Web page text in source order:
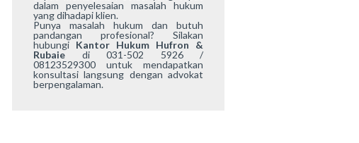
dalam penyelesaian masalah hukum
yang dihadapi klien.
Punya masalah hukum dan butuh
pandangan profesional? Silakan
hubungi Kantor Hukum Hufron &
Rubaie di 031-502 5926 /
08123529300 untuk mendapatkan
konsultasi langsung dengan advokat
berpengalaman.